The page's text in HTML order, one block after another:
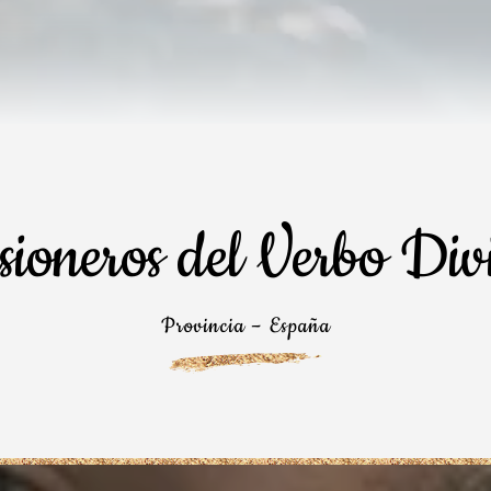
del Verbo
Provincia – España